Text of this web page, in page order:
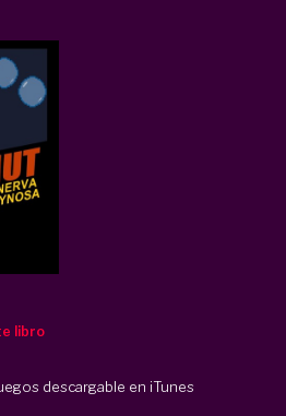
libro
descargable en iTunes